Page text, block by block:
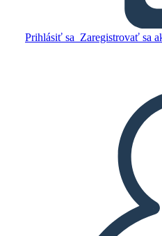
Prihlásiť sa Zaregistrovať sa